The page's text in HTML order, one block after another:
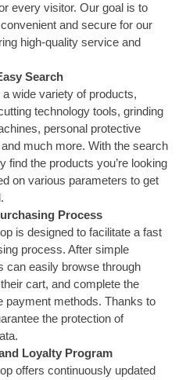
every visitor. Our goal is to
and secure for our
high-quality service and
Search
wide variety of products,
technology tools, grinding
personal protective
much more. With the search
find the products you’re looking
on various parameters to get
Process
is designed to facilitate a fast
process. After simple
can easily browse through
cart, and complete the
payment methods. Thanks to
the protection of
Loyalty Program
offers continuously updated